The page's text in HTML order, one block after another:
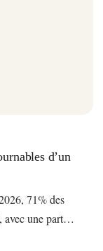
d’un
71% des
avec une part…